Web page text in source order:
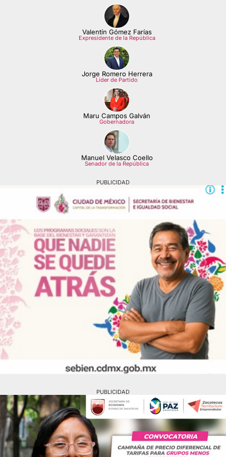
Valentín Gómez Farías
Expresidente de la República
Jorge Romero Herrera
Líder de Partido
Maru Campos Galván
Gobernadora
Manuel Velasco Coello
Senador de la República
PUBLICIDAD
PUBLICIDAD